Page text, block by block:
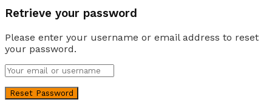
Retrieve your password
Please enter your username or email address to reset
your password.